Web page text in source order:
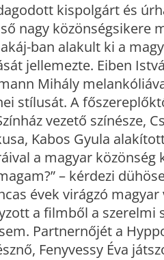
kispolgárt és
nagy közönségsikere
ban alakult ki a
jellemezte. Eiben
Mihály
stílusát. A
vezető színésze,
Kabos Gyula
a magyar közönség
– kérdezi
évek virágzó
a filmből a szerelmi
Partnernőjét a
Fenyvessy Éva